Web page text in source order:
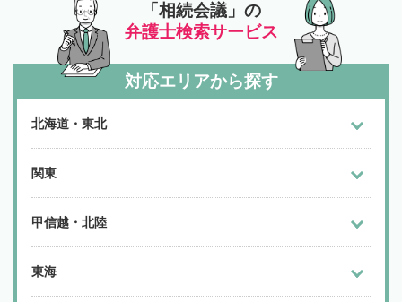
「相続会議」の
弁護士検索サービス
対応エリアから探す
北海道・東北
関東
甲信越・北陸
東海